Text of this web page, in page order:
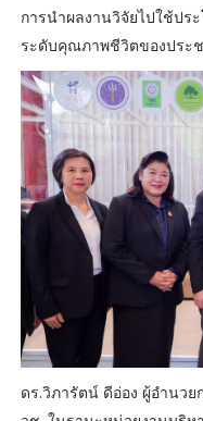
การนำผลงานวิจัยไปใช้ปร
ระดับคุณภาพชีวิตของประ
ดร.วิภารัตน์ ดีอ่อง ผู้อำนว